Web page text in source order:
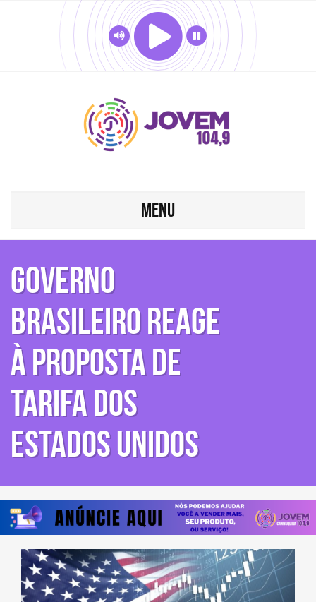
MENU
GOVERNO
BRASILEIRO REAGE
À PROPOSTA DE
TARIFA DOS
ESTADOS UNIDOS